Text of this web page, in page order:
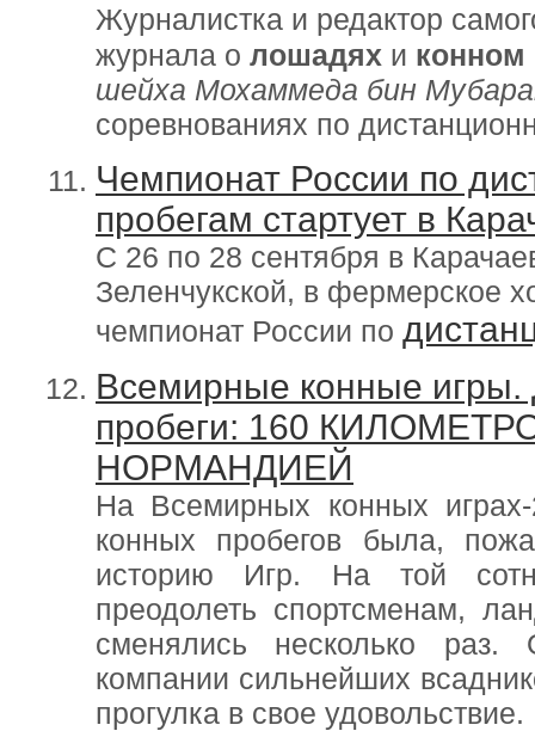
Журналистка и редактор
журнала о лошадях и конном
шейха Мохаммеда бин
соревнованиях по
Чемпионат России по
пробегам стартует в
С 26 по 28 сентября в
Зеленчукской, в фермерское
чемпионат России по
Всемирные конные
пробеги: 160
НОРМАНДИЕЙ
На Всемирных конных
конных пробегов была,
историю Игр. На той
преодолеть спортсменам,
сменялись несколько раз.
компании сильнейших
прогулка в свое удовольствие.